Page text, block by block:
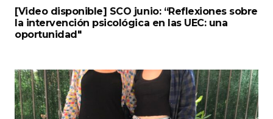
[Video disponible] SCO junio: “Reflexiones sobre
la intervención psicológica en las UEC: una
oportunidad"